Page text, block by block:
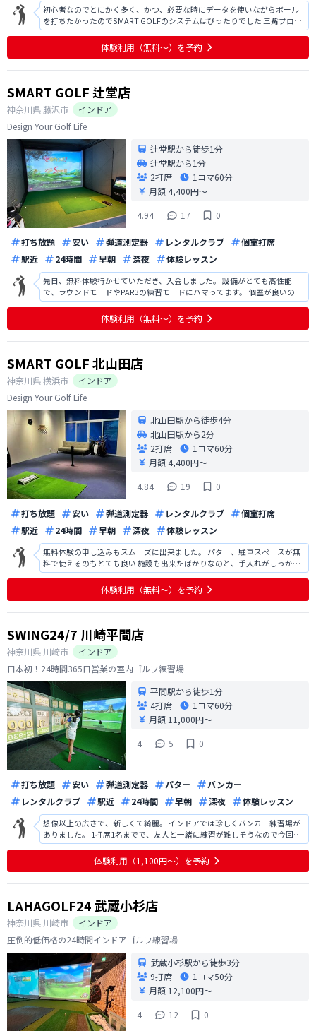
初心者なのでとにかく多く、かつ、必要な時にデータを使いながらボール
を打ちたかったのでSMART GOLFのシステムはぴったりでした 三觜プロの
ファンなので、会員向けコンテンツを楽しみにしてます！
体験利用（無料〜）を予約
SMART GOLF 辻堂店
神奈川県 藤沢市
インドア
Design Your Golf Life
辻堂駅から徒歩1分
辻堂駅から1分
2打席
1コマ60分
月額 4,400円〜
4.94
17 0
打ち放題 安い 弾道測定器 レンタルクラブ
個室打席
駅近
24時間 早朝 深夜 体験レッスン
先日、無料体験行かせていただき、入会しました。 設備がとても高性能
で、ラウンドモードやPAR3の練習モードにハマってます。 個室が良いの
と、あとはオートティーなのでとても楽です。
体験利用（無料〜）を予約
SMART GOLF 北山田店
神奈川県横浜市
インドア
Design Your Golf Life
北山田駅から徒歩4分
北山田駅から2分
2打席
1コマ60分
月額 4,400円〜
4.84
19 0
打ち放題 安い 弾道測定器 レンタルクラブ
個室打席
駅近
24時間 早朝 深夜 体験レッスン
無料体験の申し込みもスムーズに出来ました。 パター、駐車スペースが無
料で使えるのもとても良い 施設も出来たばかりなのと、手入れがしっかり
されていてとても綺麗だった
体験利用（無料〜）を予約
SWING24/7 川崎平間店
神奈川県 川崎市
インドア
日本初！24時間365日営業の室内ゴルフ練習場
平間駅から徒歩1分
4打席
1コマ60分
月額 11,000円〜
4
5 0
打ち放題 安い 弾道測定器 パター
バンカー
レンタルクラブ
駅近 24時間 早朝 深夜 体験レッスン
想像以上の広さで、新しくて綺麗。 インドアでは珍しくバンカー練習場が
ありました。 1打席1名までで、友人と一緒に練習が難しそうなので今回は
入会を見送りました。
体験利用（1,100円〜）を予約
LAHAGOLF24 武蔵小杉店
神奈川県 川崎市
インドア
圧倒的低価格の24時間インドアゴルフ練習場
武蔵小杉駅から徒歩3分
9打席
1コマ50分
月額 12,100円〜
4
12 0